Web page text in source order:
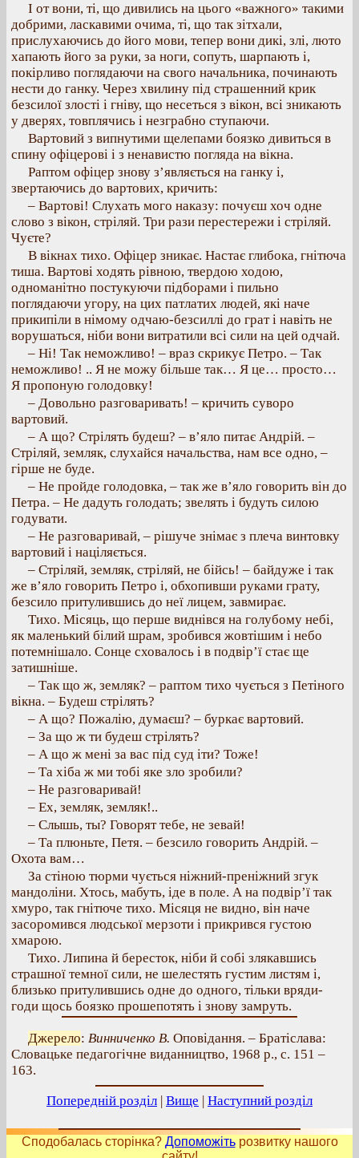
І от вони, ті, що дивились на цього «важного» такими
добрими, ласкавими очима, ті, що так зітхали,
прислухаючись до його мови, тепер вони дикі, злі, люто
хапають його за руки, за ноги, сопуть, шарпають і,
покірливо поглядаючи на свого начальника, починають
нести до ганку. Через хвилину під страшенний крик
безсилої злості і гніву, що несеться з вікон, всі зникають
у дверях, товплячись і незграбно ступаючи.
Вартовий з випнутими щелепами боязко дивиться в
спину офіцерові і з ненавистю погляда на вікна.
Раптом офіцер знову з’являється на ганку і,
звертаючись до вартових, кричить:
– Вартові! Слухать мого наказу: почуєш хоч одне
слово з вікон, стріляй. Три рази перестережи і стріляй.
Чуєте?
В вікнах тихо. Офіцер зникає. Настає глибока, гнітюча
тиша. Вартові ходять рівною, твердою ходою,
одноманітно постукуючи підборами і пильно
поглядаючи угору, на цих патлатих людей, які наче
прикипіли в німому одчаю-безсиллі до грат і навіть не
ворушаться, ніби вони витратили всі сили на цей одчай.
– Ні! Так неможливо! – враз скрикує Петро. – Так
неможливо! .. Я не можу більше так… Я це… просто…
Я пропоную голодовку!
– Довольно разговаривать! – кричить суворо
вартовий.
– А що? Стрілять будеш? – в’яло питає Андрій. –
Стріляй, земляк, слухайся начальства, нам все одно, –
гірше не буде.
– Не пройде голодовка, – так же в’яло говорить він до
Петра. – Не дадуть голодать; звелять і будуть силою
годувати.
– Не разговаривай, – рішуче знімає з плеча винтовку
вартовий і націляється.
– Стріляй, земляк, стріляй, не бійсь! – байдуже і так
же в’яло говорить Петро і, обхопивши руками грату,
безсило притулившись до неї лицем, завмирає.
Тихо. Місяць, що перше виднівся на голубому небі,
як маленький білий шрам, зробився жовтішим і небо
потемнішало. Сонце сховалось і в подвір’ї стає ще
затишніше.
– Так що ж, земляк? – раптом тихо чується з Петіного
вікна. – Будеш стрілять?
– А що? Пожалію, думаєш? – буркає вартовий.
– За що ж ти будеш стрілять?
– А що ж мені за вас під суд іти? Тоже!
– Та хіба ж ми тобі яке зло зробили?
– Не разговаривай!
– Ех, земляк, земляк!..
– Слышь, ты? Говорят тебе, не зевай!
– Та плюньте, Петя. – безсило говорить Андрій. –
Охота вам…
За стіною тюрми чується ніжний-преніжний згук
мандоліни. Хтось, мабуть, іде в поле. А на подвір’ї так
хмуро, так гнітюче тихо. Місяця не видно, він наче
засоромився людської мерзоти і прикрився густою
хмарою.
Тихо. Липина й бересток, ніби й собі злякавшись
страшної темної сили, не шелестять густим листям і,
близько притулившись одне до одного, тільки вряди-
годи щось боязко прошепотять і знову замруть.
Джерело: Винниченко В. Оповідання. – Братіслава:
Словацьке педагогічне виданництво, 1968 р., с. 151 –
163.
Попередній розділ | Вище | Наступний розділ
Сподобалась сторінка? Допоможітьрозвитку нашого